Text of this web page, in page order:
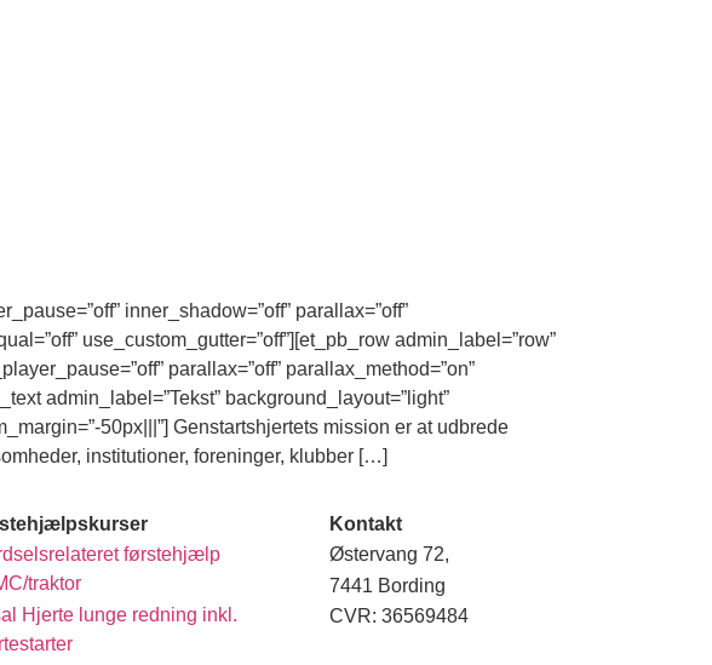
inner_shadow=”off” parallax=”off”
use_custom_gutter=”off”][et_pb_row admin_label=”row”
parallax=”off” parallax_method=”on”
admin_label=”Tekst” background_layout=”light”
50px|||”] Genstartshjertets mission er at udbrede
institutioner, foreninger, klubber […]
førstehjælp
traktor
Hjerte lunge redning inkl.
Kontakt
Østervang 72,
7441 Bording
CVR: 36569484